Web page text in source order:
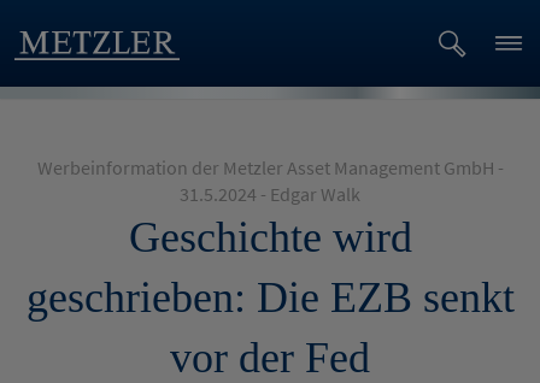
Werbeinformation der Metzler Asset Management GmbH -
31.5.2024 - Edgar Walk
Geschichte wird
geschrieben: Die EZB senkt
vor der Fed